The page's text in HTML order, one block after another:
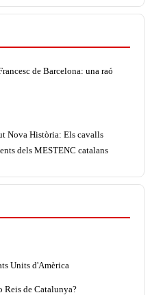
de Barcelona: una raó
Nova Història: Els cavalls
dels MESTENC catalans
Units d'Amèrica
Reis de Catalunya?